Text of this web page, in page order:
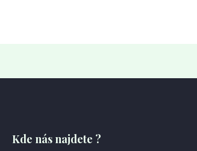
Kde nás najdete ?